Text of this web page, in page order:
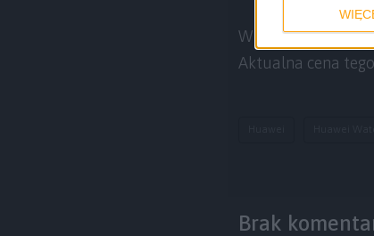
W promocji jest
Aktualna cena
Brak